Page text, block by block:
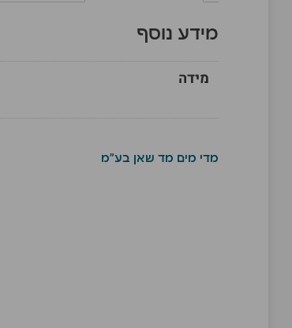
מידע נוסף
מידה
מדי מים מד שאן בע"מ